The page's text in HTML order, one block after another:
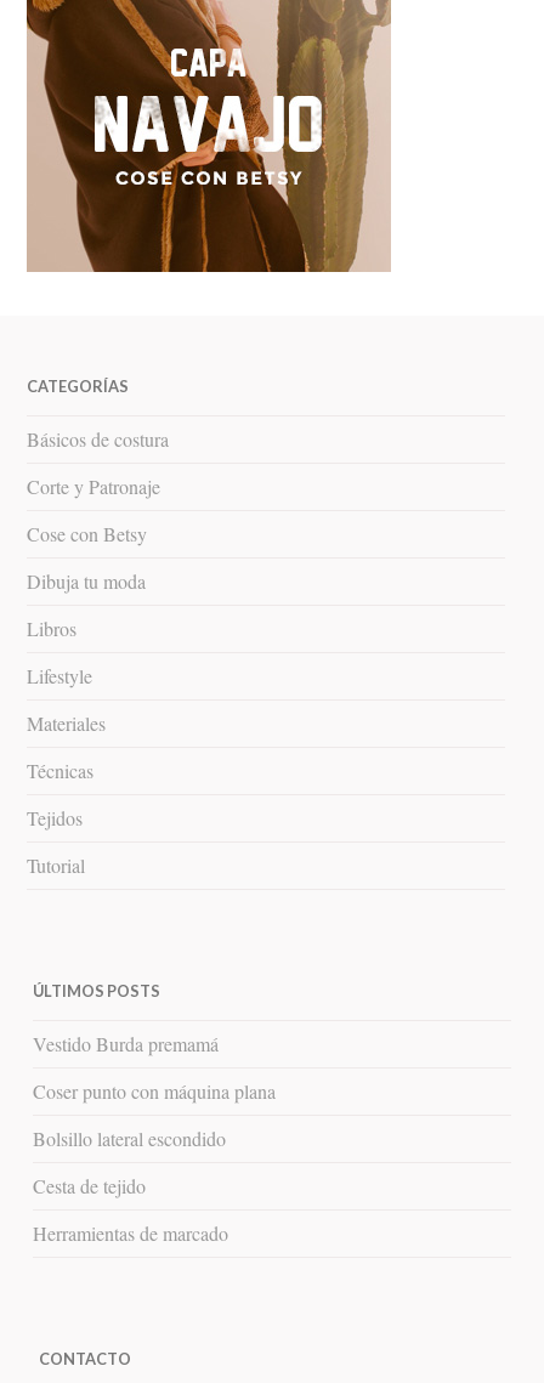
CATEGORÍAS
Básicos de costura
Corte y Patronaje
Cose con Betsy
Dibuja tu moda
Libros
Lifestyle
Materiales
Técnicas
Tejidos
Tutorial
ÚLTIMOS POSTS
Vestido Burda premamá
Coser punto con máquina plana
Bolsillo lateral escondido
Cesta de tejido
Herramientas de marcado
CONTACTO